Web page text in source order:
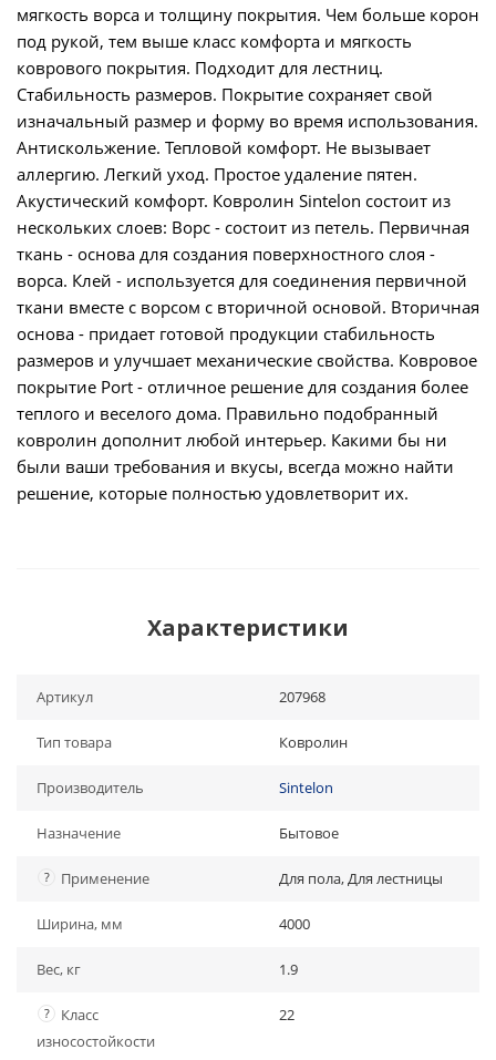
мягкость ворса и толщину покрытия. Чем больше корон
под рукой, тем выше класс комфорта и мягкость
коврового покрытия. Подходит для лестниц.
Стабильность размеров. Покрытие сохраняет свой
изначальный размер и форму во время использования.
Антискольжение. Тепловой комфорт. Не вызывает
аллергию. Легкий уход. Простое удаление пятен.
Акустический комфорт. Ковролин Sintelon состоит из
нескольких слоев: Ворс - состоит из петель. Первичная
ткань - основа для создания поверхностного слоя -
ворса. Клей - используется для соединения первичной
ткани вместе с ворсом с вторичной основой. Вторичная
основа - придает готовой продукции стабильность
размеров и улучшает механические свойства. Ковровое
покрытие Port - отличное решение для создания более
теплого и веселого дома. Правильно подобранный
ковролин дополнит любой интерьер. Какими бы ни
были ваши требования и вкусы, всегда можно найти
решение, которые полностью удовлетворит их.
Характеристики
Артикул 207968
Тип товара Ковролин
Производитель Sintelon
Назначение Бытовое
? Применение Для пола, Для лестницы
Ширина, мм 4000
Вес, кг 1.9
?
Класс
износостойкости
22